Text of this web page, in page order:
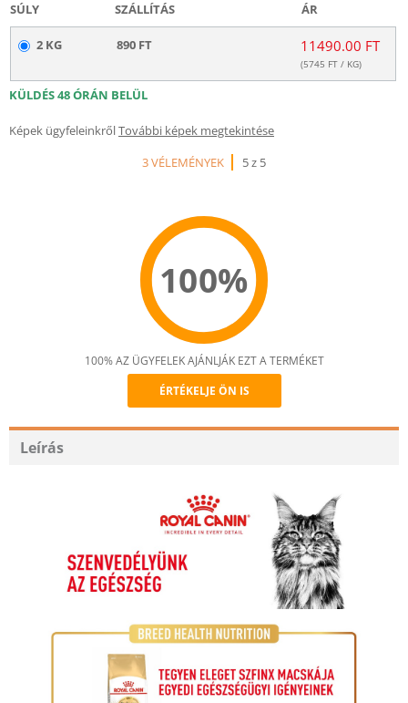
SÚLY SZÁLLÍTÁS ÁR
2 KG 890 FT 11490.00 FT
(5745 FT / KG)
KÜLDÉS 48 ÓRÁN BELÜL
Képek ügyfeleinkrőlTovábbi képek megtekintése
3 VÉLEMÉNYEK
5 z 5
100%
Recommend
100% AZ ÜGYFELEK AJÁNLJÁK EZT A TERMÉKET
ÉRTÉKELJE ÖN IS
Leírás